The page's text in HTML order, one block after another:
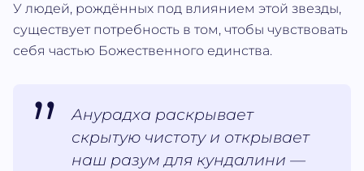
У людей, рождённых под влиянием этой звезды,
существует потребность в том, чтобы чувствовать
себя частью Божественного единства.
Анурадха раскрывает
скрытую чистоту и открывает
наш разум для кундалини —